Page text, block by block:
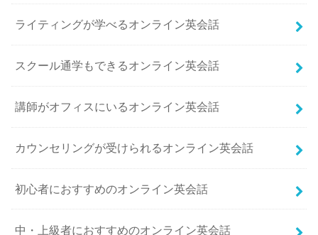
ライティングが学べるオンライン英会話
スクール通学もできるオンライン英会話
講師がオフィスにいるオンライン英会話
カウンセリングが受けられるオンライン英会話
初心者におすすめのオンライン英会話
中・上級者におすすめのオンライン英会話